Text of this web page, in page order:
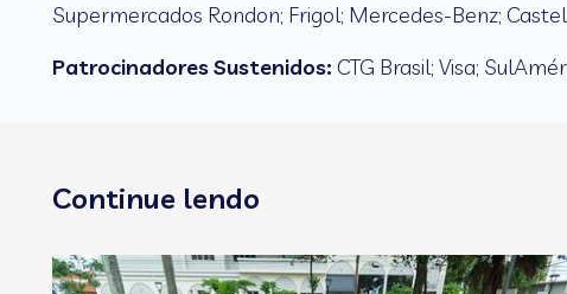
Supermercados Rondon; Frigol; Mercedes-Benz;
Patrocinadores Sustenidos: CTG Brasil; Visa;
Continue lendo